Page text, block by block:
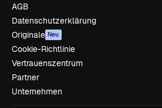
AGB
Datenschutzerklärung
Originale Neu
Cookie-Richtlinie
Vertrauenszentrum
Partner
Unternehmen